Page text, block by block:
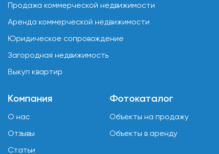
Продажа коммерческой недвижимости
Аренда коммерческой недвижимости
Юридическое сопровождение
Загородная недвижимость
Выкуп квартир
Компания
О нас
Отзывы
Статьи
Фотокаталог
Объекты на продажу
Объекты в аренду